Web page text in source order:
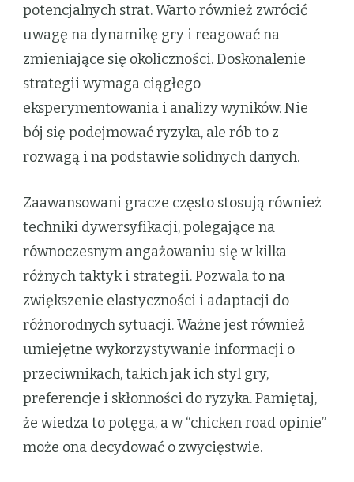
potencjalnych strat. Warto również zwrócić
uwagę na dynamikę gry i reagować na
zmieniające się okoliczności. Doskonalenie
strategii wymaga ciągłego
eksperymentowania i analizy wyników. Nie
bój się podejmować ryzyka, ale rób to z
rozwagą i na podstawie solidnych danych.
Zaawansowani gracze często stosują również
techniki dywersyfikacji, polegające na
równoczesnym angażowaniu się w kilka
różnych taktyk i strategii. Pozwala to na
zwiększenie elastyczności i adaptacji do
różnorodnych sytuacji. Ważne jest również
umiejętne wykorzystywanie informacji o
przeciwnikach, takich jak ich styl gry,
preferencje i skłonności do ryzyka. Pamiętaj,
że wiedza to potęga, a w “chicken road opinie”
może ona decydować o zwycięstwie.